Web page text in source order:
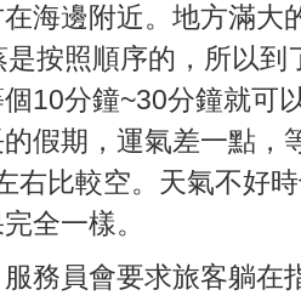
海邊附近。地方滿大
按照順序的，所以到
10分鐘~30分鐘就可
假期，運氣差一點，
右比較空。天氣不好
全一樣。
務員會要求旅客躺在